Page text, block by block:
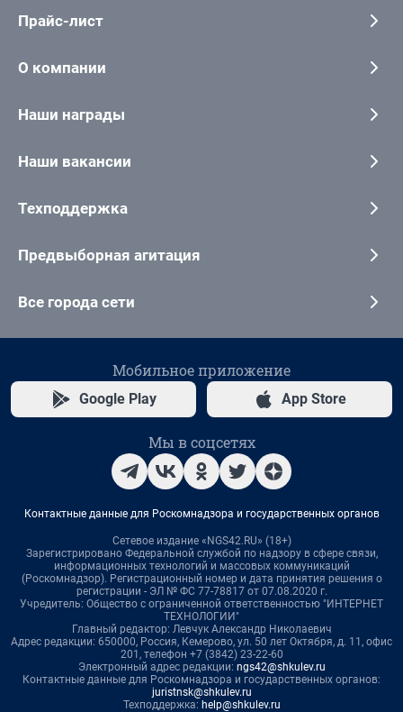
Прайс-лист
О компании
Наши награды
Наши вакансии
Техподдержка
Предвыборная агитация
Все города сети
Мобильное приложение
Google Play App Store
Мы в соцсетях
Контактные данные для Роскомнадзора и государственных органов
Сетевое издание «NGS42.RU» (18+)
Зарегистрировано Федеральной службой по надзору в сфере связи,
информационных технологий и массовых коммуникаций
(Роскомнадзор). Регистрационный номер и дата принятия решения о
регистрации - ЭЛ № ФС 77-78817 от 07.08.2020 г.
Учредитель: Общество с ограниченной ответственностью "ИНТЕРНЕТ
ТЕХНОЛОГИИ"
Главный редактор: Левчук Александр Николаевич
Адрес редакции: 650000, Россия, Кемерово, ул. 50 лет Октября, д. 11, офис
201, телефон +7 (3842) 23-22-60
Электронный адрес редакции: ngs42@shkulev.ru
Контактные данные для Роскомнадзора и государственных органов:
juristnsk@shkulev.ru
Техподдержка: help@shkulev.ru